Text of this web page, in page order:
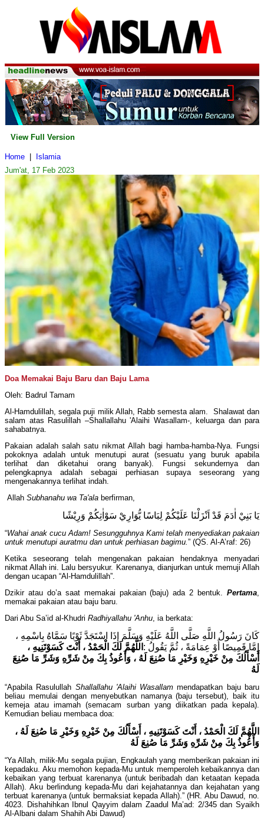
View Full Version
Home
Islamia
Jum'at, 17 Feb 2023
Doa Memakai Baju Baru dan Baju Lama
Oleh: Badrul Tamam
Al-Hamdulillah, segala puji milik Allah, Rabb semesta alam. Shalawat dan
salam atas Rasulillah –Shallallahu 'Alaihi Wasallam-, keluarga dan para
sahabatnya.
Pakaian adalah salah satu nikmat Allah bagi hamba-hamba-Nya. Fungsi
pokoknya adalah untuk menutupi aurat (sesuatu yang buruk apabila
terlihat dan diketahui orang banyak). Fungsi sekundernya dan
pelengkapnya adalah sebagai perhiasan supaya seseorang yang
mengenakannya terlihat indah.
Allah Subhanahu wa Ta'ala berfirman,
يَا بَنِيْ اٰدَمَ قَدْ اَنْزَلْنَا عَلَيْكُمْ لِبَاسًا يُّوَارِيْ سَوْاٰتِكُمْ وَرِيْشًا
“Wahai anak cucu Adam! Sesungguhnya Kami telah menyediakan pakaian
untuk menutupi auratmu dan untuk perhiasan bagimu.” (QS. Al-A’raf: 26)
Ketika seseorang telah mengenakan pakaian hendaknya menyadari
nikmat Allah ini. Lalu bersyukur. Karenanya, dianjurkan untuk memuji Allah
dengan ucapan “Al-Hamdulillah”.
Dzikir atau do’a saat memakai pakaian (baju) ada 2 bentuk. Pertama,
memakai pakaian atau baju baru.
Dari Abu Sa’id al-Khudri Radhiyallahu 'Anhu, ia berkata:
كَانَ رَسُولُ اللَّهِ صَلَّى اللَّهُ عَلَيْهِ وَسَلَّمَ إِذَا اسْتَجَدَّ ثَوْبًا سَمَّاهُ بِاسْمِهِ ،
إِمَّا قَمِيصًا أَوْ عِمَامَةً ، ثُمَّ يَقُولُ : اللَّهُمَّ لَكَ الْحَمْدُ ، أَنْتَ كَسَوْتَنِيهِ ،
أَسْأَلُكَ مِنْ خَيْرِهِ وَخَيْرِ مَا صُنِعَ لَهُ ، وَأَعُوذُ بِكَ مِنْ شَرِّهِ وَشَرِّ مَا صُنِعَ
لَهُ
“Apabila Rasulullah Shallallahu 'Alaihi Wasallammendapatkan baju baru
beliau memulai dengan menyebutkan namanya (baju tersebut), baik itu
kemeja atau imamah (semacam surban yang diikatkan pada kepala).
Kemudian beliau membaca doa:
اللَّهُمَّ لَكَ الْحَمْدُ ، أَنْتَ كَسَوْتَنِيهِ ، أَسْأَلُكَ مِنْ خَيْرِهِ وَخَيْرِ مَا صُنِعَ لَهُ ،
وَأَعُوذُ بِكَ مِنْ شَرِّهِ وَشَرِّ مَا صُنِعَ لَهُ
“Ya Allah, milik-Mu segala pujian, Engkaulah yang memberikan pakaian ini
kepadaku. Aku memohon kepada-Mu untuk memperoleh kebaikannya dan
kebaikan yang terbuat karenanya (untuk beribadah dan ketaatan kepada
Allah). Aku berlindung kepada-Mu dari kejahatannya dan kejahatan yang
terbuat karenanya (untuk bermaksiat kepada Allah).” (HR. Abu Dawud, no.
4023. Dishahihkan Ibnul Qayyim dalam Zaadul Ma’ad: 2/345 dan Syaikh
Al-Albani dalam Shahih Abi Dawud)